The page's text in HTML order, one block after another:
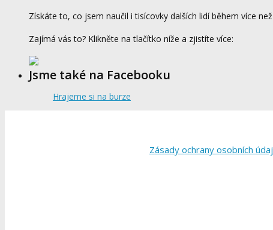
Získáte to, co jsem naučil i tisícovky dalších lidí během více
Zajímá vás to? Klikněte na tlačítko níže a zjistíte více:
Jsme také na Facebooku
Hrajeme si na burze
Zásady ochrany osobních